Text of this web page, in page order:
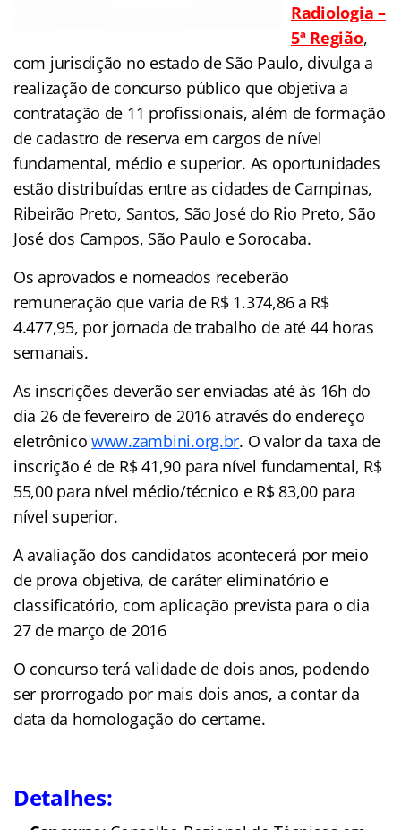
Radiologia –
5ª Região,
com jurisdição no estado de São Paulo, divulga a
realização de concurso público que objetiva a
contratação de 11 profissionais, além de formação
de cadastro de reserva em cargos de nível
fundamental, médio e superior. As oportunidades
estão distribuídas entre as cidades de Campinas,
Ribeirão Preto, Santos, São José do Rio Preto, São
José dos Campos, São Paulo e Sorocaba.
Os aprovados e nomeados receberão
remuneração que varia de R$ 1.374,86 a R$
4.477,95, por jornada de trabalho de até 44 horas
semanais.
As inscrições deverão ser enviadas até às 16h do
dia 26 de fevereiro de 2016 através do endereço
eletrônicowww.zambini.org.br. O valor da taxa de
inscrição é de R$ 41,90 para nível fundamental, R$
55,00 para nível médio/técnico e R$ 83,00 para
nível superior.
A avaliação dos candidatos acontecerá por meio
de prova objetiva, de caráter eliminatório e
classificatório, com aplicação prevista para o dia
27 de março de 2016
O concurso terá validade de dois anos, podendo
ser prorrogado por mais dois anos, a contar da
data da homologação do certame.
Detalhes: